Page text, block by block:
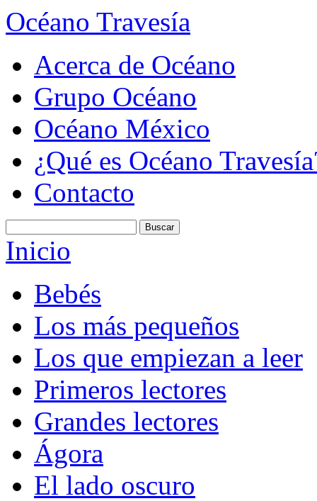
Océano Travesía
Acerca de Océano
Grupo Océano
Océano México
¿Qué es Océano
Contacto
Inicio
Bebés
Los más pequeños
Los que empiezan a leer
Primeros lectores
Grandes lectores
Ágora
El lado oscuro